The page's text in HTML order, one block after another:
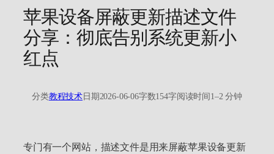
苹果设备屏蔽更新描述文件
分享：彻底告别系统更新小
红点
分类教程技术日期2026-06-06字数154字阅读时间1–2 分钟
专门有一个网站，描述文件是用来屏蔽苹果设备更新